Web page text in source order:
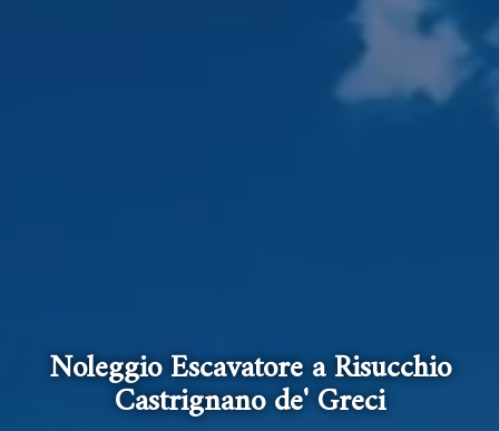
Noleggio Escavatore a Risucchio
Castrignano de' Greci